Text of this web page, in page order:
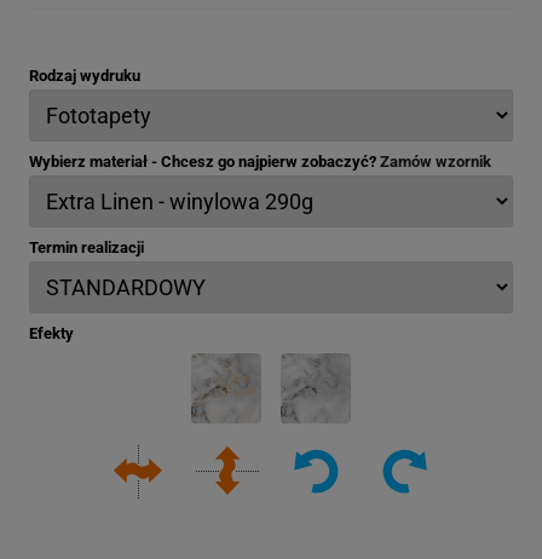
Rodzaj wydruku
Wybierz materiał - Chcesz go najpierw zobaczyć? Zamów wzornik
Termin realizacji
Efekty